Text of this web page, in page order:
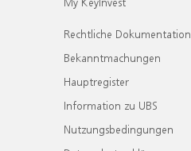
Rechtliche Dokumentation
Bekanntmachungen
Hauptregister
Information zu UBS
Nutzungsbedingungen